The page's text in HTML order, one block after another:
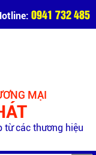
0941 732 485
MẠI
từ các thương hiệu